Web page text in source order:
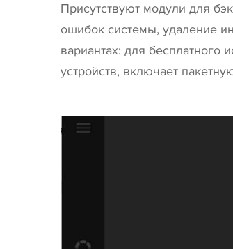
Присутствуют модули для
ошибок системы, удаление
вариантах: для бесплатного
устройств, включает